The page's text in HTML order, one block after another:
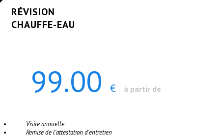
RÉVISION
CHAUFFE-EAU
99.00 € à partir de
Visite annuelle
Remise de l'attestation d'entretien